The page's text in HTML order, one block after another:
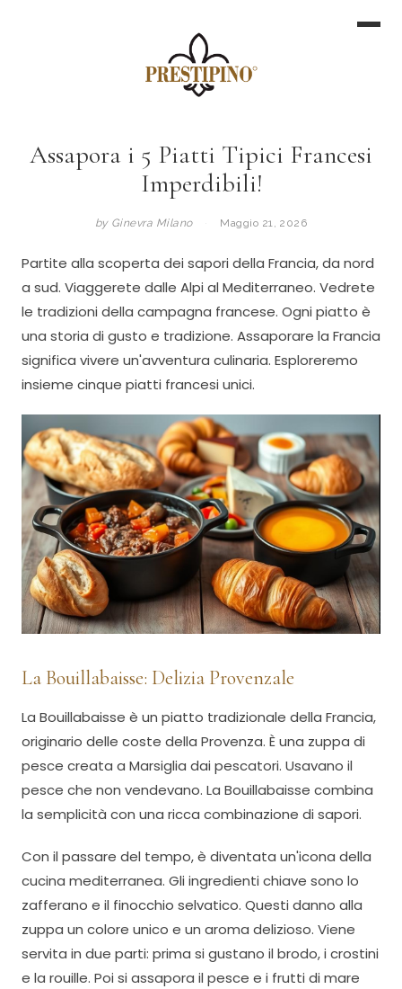
Assapora i 5 Piatti Tipici Francesi
Imperdibili!
by Ginevra Milano Maggio 21, 2026
Partite alla scoperta dei sapori della Francia, da nord
a sud. Viaggerete dalle Alpi al Mediterraneo. Vedrete
le tradizioni della campagna francese. Ogni piatto è
una storia di gusto e tradizione. Assaporare la Francia
significa vivere un'avventura culinaria. Esploreremo
insieme cinque piatti francesi unici.
La Bouillabaisse: Delizia Provenzale
La Bouillabaisse è un piatto tradizionale della Francia,
originario delle coste della Provenza. È una zuppa di
pesce creata a Marsiglia dai pescatori. Usavano il
pesce che non vendevano. La Bouillabaisse combina
la semplicità con una ricca combinazione di sapori.
Con il passare del tempo, è diventata un'icona della
cucina mediterranea. Gli ingredienti chiave sono lo
zafferano e il finocchio selvatico. Questi danno alla
zuppa un colore unico e un aroma delizioso. Viene
servita in due parti: prima si gustano il brodo, i crostini
e la rouille. Poi si assapora il pesce e i frutti di mare